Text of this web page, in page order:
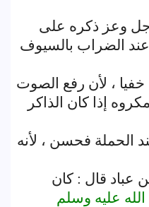
جل وعز ذكره على
الضراب بالسيوف
، لأن رفع الصوت
إذا كان الذاكر
الحملة فحسن ، لأنه
عباد قال : كان
عليه وسلم